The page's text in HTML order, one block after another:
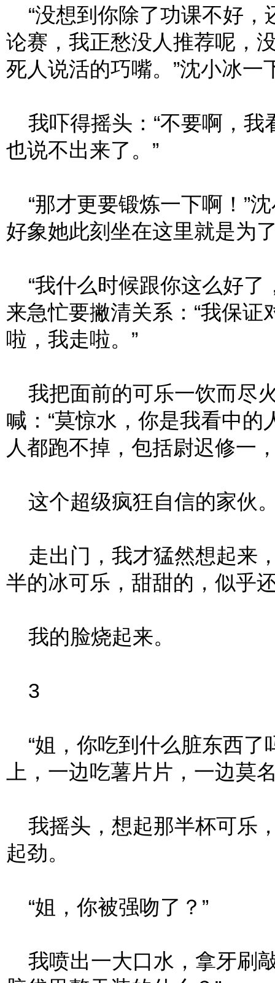
“没想到你除了功课不好，
论赛，我正愁没人推荐呢，
死人说活的巧嘴。”沈小冰
我吓得摇头：“不要啊，我
也说不出来了。”
“那才更要锻炼一下啊！”
好象她此刻坐在这里就是为
“我什么时候跟你这么好了
来急忙要撇清关系：“我保
啦，我走啦。”
我把面前的可乐一饮而尽
喊：“莫惊水，你是我看中
人都跑不掉，包括尉迟修一
这个超级疯狂自信的家伙
走出门，我才猛然想起来
半的冰可乐，甜甜的，似乎
我的脸烧起来。
3
“姐，你吃到什么脏东西了
上，一边吃薯片片，一边莫
我摇头，想起那半杯可乐
起劲。
“姐，你被强吻了？”
我喷出一大口水，拿牙刷